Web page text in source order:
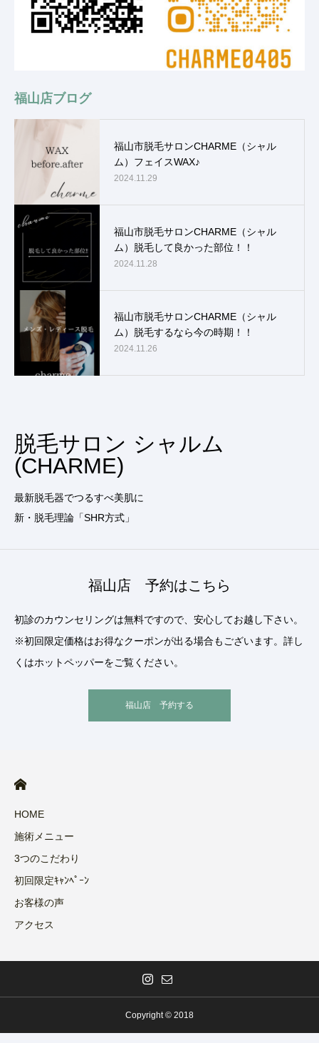
福山店ブログ
福山市脱毛サロンCHARME（シャル
ム）フェイスWAX♪
2024.11.29
福山市脱毛サロンCHARME（シャル
ム）脱毛して良かった部位！！
2024.11.28
福山市脱毛サロンCHARME（シャル
ム）脱毛するなら今の時期！！
2024.11.26
脱毛サロン シャルム
(CHARME)
最新脱毛器でつるすべ美肌に
新・脱毛理論「SHR方式」
福山店 予約はこちら
初診のカウンセリングは無料ですので、安心してお越し下さい。
※初回限定価格はお得なクーポンが出る場合もございます。詳し
くはホットペッパーをご覧ください。
福山店 予約する
HOME
施術メニュー
3つのこだわり
初回限定ｷｬﾝﾍﾟｰﾝ
お客様の声
アクセス
Copyright © 2018